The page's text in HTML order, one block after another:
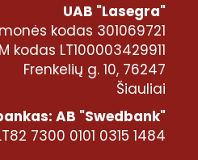
UAB "Lasegra"
kodas 301069721
kodas LT100003429911
Frenkelių g. 10, 76247
Šiauliai
AB "Swedbank"
7300 0101 0315 1484